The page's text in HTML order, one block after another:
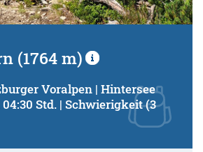
(1764 m)
Voralpen | Hintersee
Std. | Schwierigkeit (3